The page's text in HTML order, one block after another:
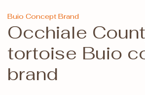
Buio Concept Brand
Occhiale
tortoise Buio
brand